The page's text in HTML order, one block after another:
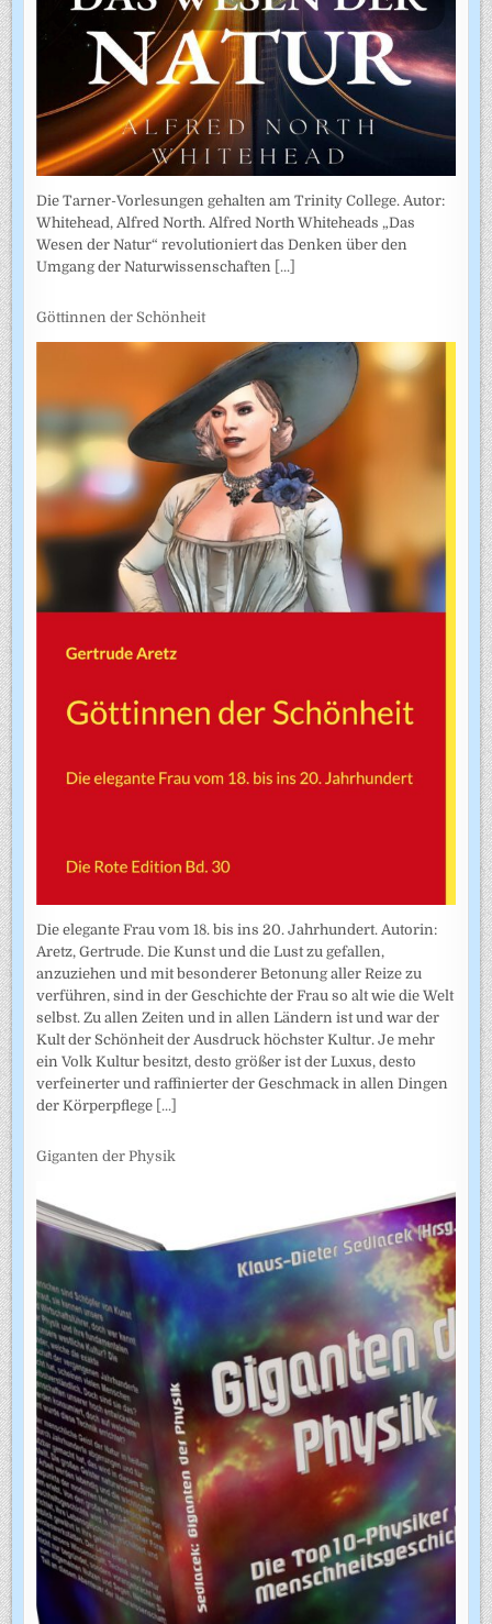
Die Tarner-Vorlesungen gehalten am Trinity College. Autor:
Whitehead, Alfred North. Alfred North Whiteheads „Das
Wesen der Natur“ revolutioniert das Denken über den
Umgang der Naturwissenschaften [...]
Göttinnen der Schönheit
Die elegante Frau vom 18. bis ins 20. Jahrhundert. Autorin:
Aretz, Gertrude. Die Kunst und die Lust zu gefallen,
anzuziehen und mit besonderer Betonung aller Reize zu
verführen, sind in der Geschichte der Frau so alt wie die Welt
selbst. Zu allen Zeiten und in allen Ländern ist und war der
Kult der Schönheit der Ausdruck höchster Kultur. Je mehr
ein Volk Kultur besitzt, desto größer ist der Luxus, desto
verfeinerter und raffinierter der Geschmack in allen Dingen
der Körperpflege [...]
Giganten der Physik